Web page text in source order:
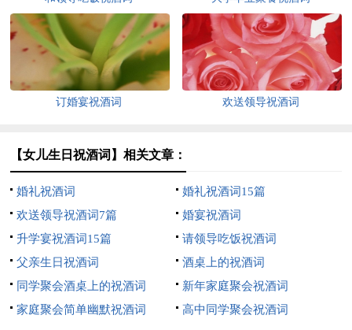
订婚宴祝酒词 欢送领导祝酒词
【女儿生日祝酒词】相关文章：
婚礼祝酒词
婚礼祝酒词15篇
欢送领导祝酒词7篇
婚宴祝酒词
升学宴祝酒词15篇
请领导吃饭祝酒词
父亲生日祝酒词
酒桌上的祝酒词
同学聚会酒桌上的祝酒词
新年家庭聚会祝酒词
家庭聚会简单幽默祝酒词
高中同学聚会祝酒词